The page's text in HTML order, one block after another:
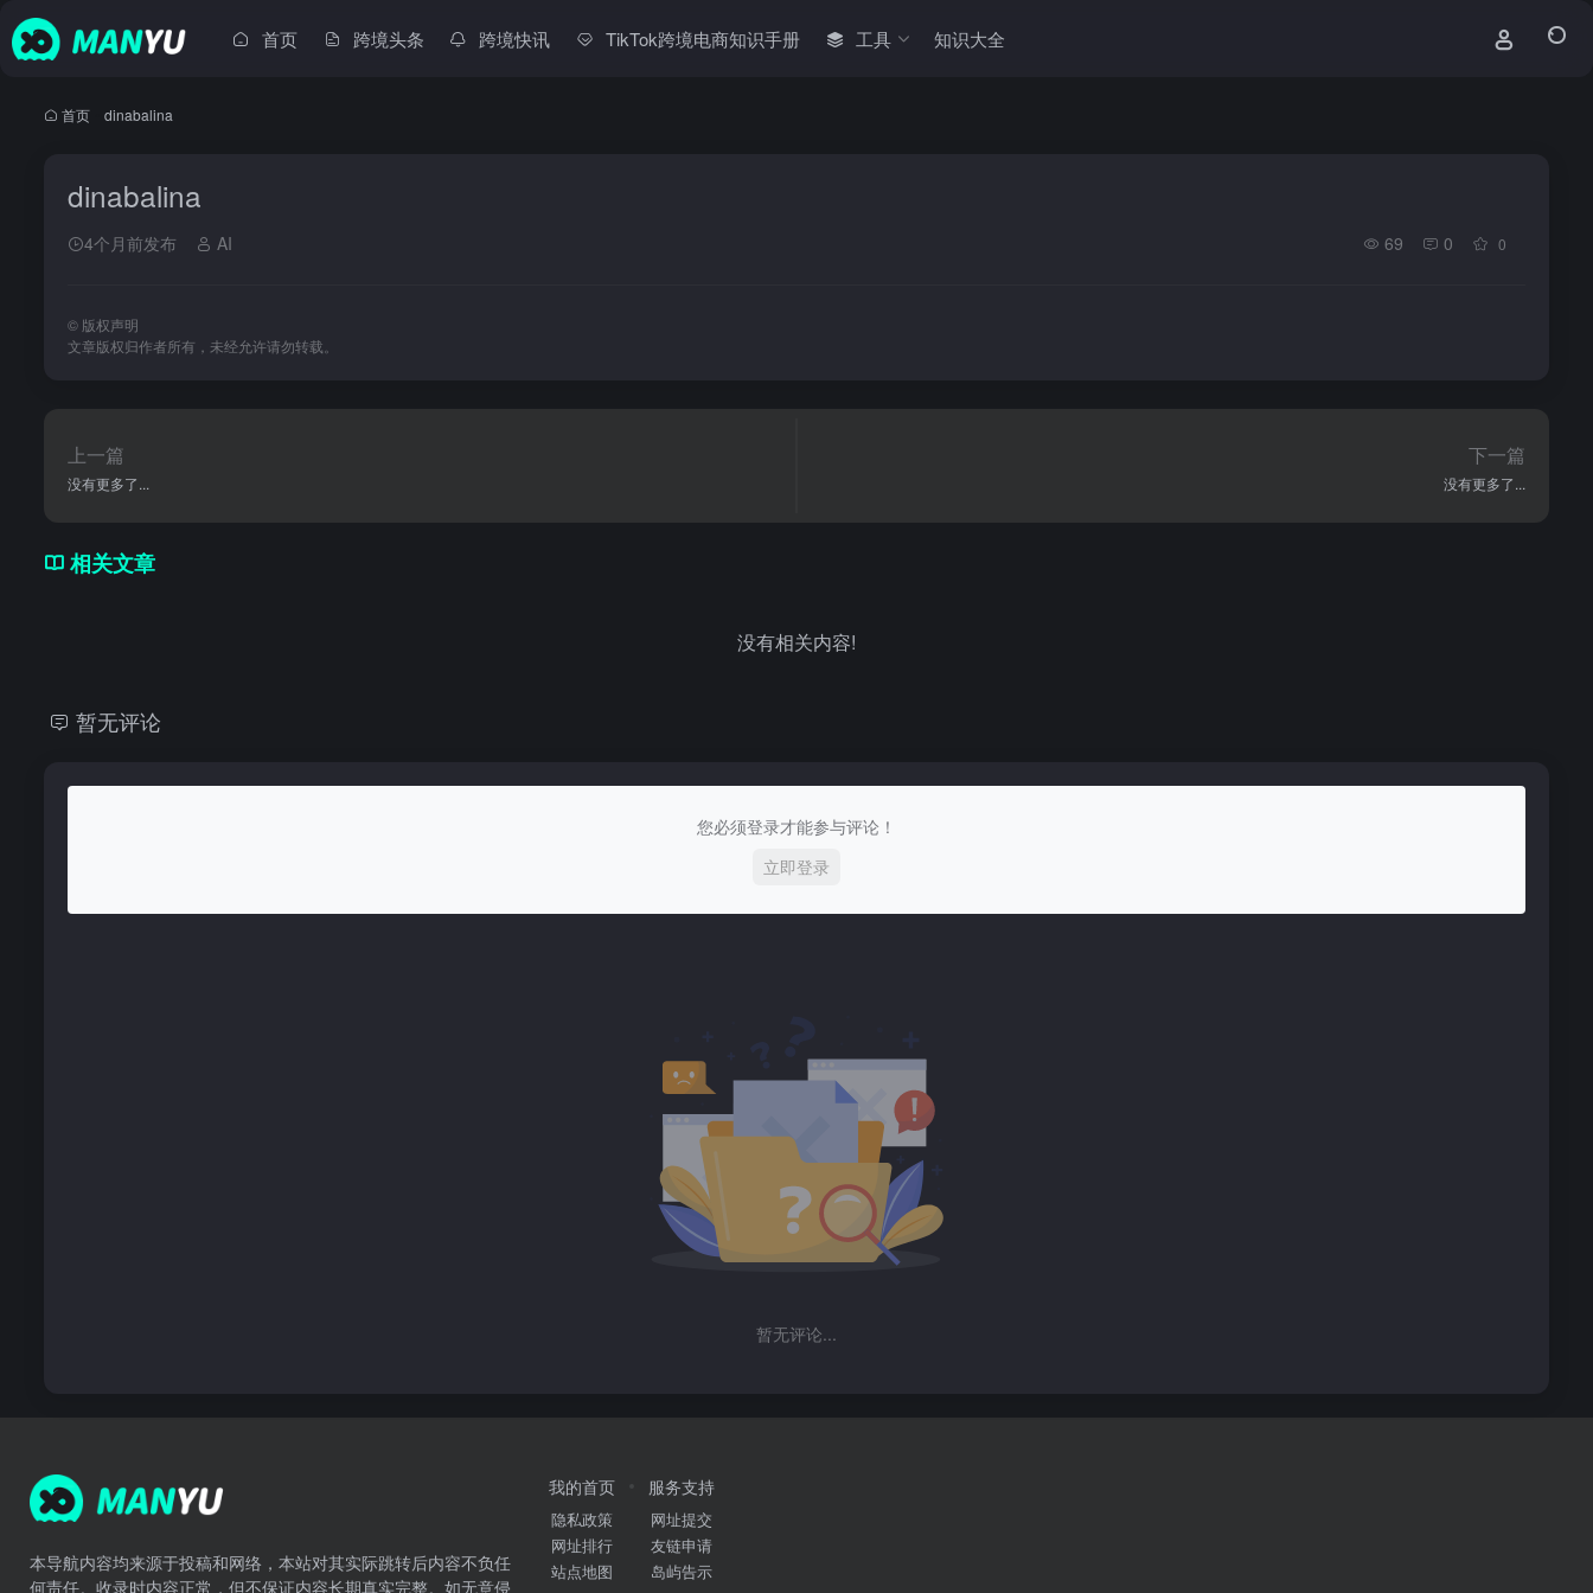
首页 跨境头条 跨境快讯 TikTok跨境电商知识手册 工具 知识大全
首页 dinabalina
dinabalina
4个月前发布 AI 69 0 0
© 版权声明
文章版权归作者所有，未经允许请勿转载。
上一篇
没有更多了...
下一篇
没有更多了...
相关文章
没有相关内容!
暂无评论
您必须登录才能参与评论！
立即登录
暂无评论...
本导航内容均来源于投稿和网络，本站对其实际跳转后内容不负任
何责任。收录时内容正常，但不保证内容长期真实完整。如无意侵
我的首页
隐私政策
网址排行
站点地图
服务支持
网址提交
友链申请
岛屿告示